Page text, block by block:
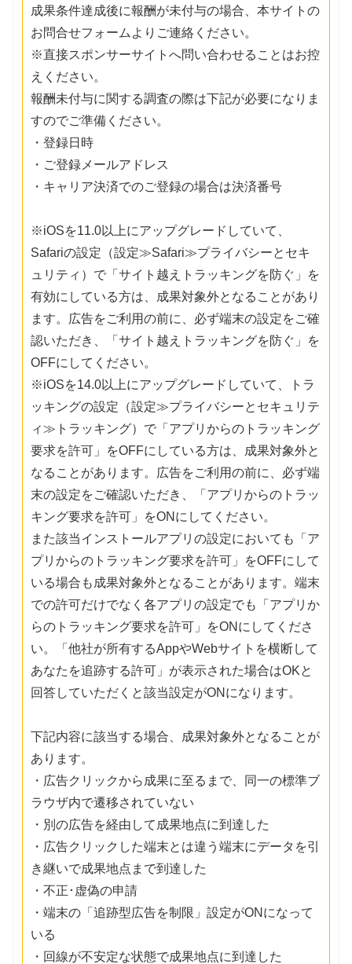
成果条件達成後に報酬が未付与の場合、本サイトの
お問合せフォームよりご連絡ください。
※直接スポンサーサイトへ問い合わせることはお控
えください。
報酬未付与に関する調査の際は下記が必要になりま
すのでご準備ください。
・登録日時
・ご登録メールアドレス
・キャリア決済でのご登録の場合は決済番号
※iOSを11.0以上にアップグレードしていて、
Safariの設定（設定≫Safari≫プライバシーとセキ
ュリティ）で「サイト越えトラッキングを防ぐ」を
有効にしている方は、成果対象外となることがあり
ます。広告をご利用の前に、必ず端末の設定をご確
認いただき、「サイト越えトラッキングを防ぐ」を
OFFにしてください。
※iOSを14.0以上にアップグレードしていて、トラ
ッキングの設定（設定≫プライバシーとセキュリテ
ィ≫トラッキング）で「アプリからのトラッキング
要求を許可」をOFFにしている方は、成果対象外と
なることがあります。広告をご利用の前に、必ず端
末の設定をご確認いただき、「アプリからのトラッ
キング要求を許可」をONにしてください。
また該当インストールアプリの設定においても「ア
プリからのトラッキング要求を許可」をOFFにして
いる場合も成果対象外となることがあります。端末
での許可だけでなく各アプリの設定でも「アプリか
らのトラッキング要求を許可」をONにしてくださ
い。「他社が所有するAppやWebサイトを横断して
あなたを追跡する許可」が表示された場合はOKと
回答していただくと該当設定がONになります。
下記内容に該当する場合、成果対象外となることが
あります。
・広告クリックから成果に至るまで、同一の標準ブ
ラウザ内で遷移されていない
・別の広告を経由して成果地点に到達した
・広告クリックした端末とは違う端末にデータを引
き継いで成果地点まで到達した
・不正･虚偽の申請
・端末の「追跡型広告を制限」設定がONになって
いる
・回線が不安定な状態で成果地点に到達した